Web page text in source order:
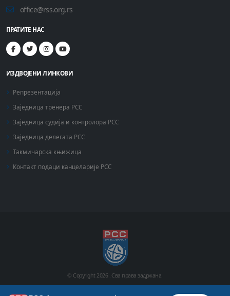
office@rss.org.rs
ПРАТИТЕ НАС
ИЗДВОЈЕНИ ЛИНКОВИ
Репрезентација
Заједница тренера РСС
Заједница судија и контролора РСС
Заједница делегата РСС
Такмичарска књижица
Контакт подаци канцеларије РСС
© Copyright2026 . Сва права задржана.